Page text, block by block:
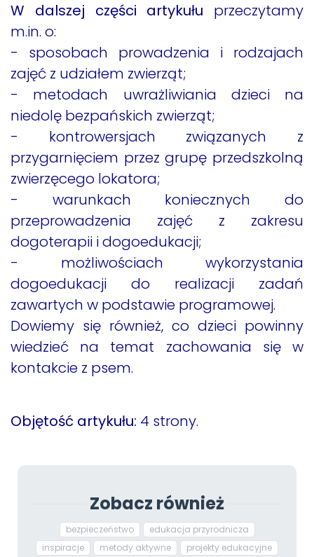
W dalszej części artykułu przeczytamy
m.in. o:
- sposobach prowadzenia i rodzajach
zajęć z udziałem zwierząt;
- metodach uwrażliwiania dzieci na
niedolę bezpańskich zwierząt;
- kontrowersjach związanych z
przygarnięciem przez grupę przedszkolną
zwierzęcego lokatora;
- warunkach koniecznych do
przeprowadzenia zajęć z zakresu
dogoterapii i dogoedukacji;
- możliwościach wykorzystania
dogoedukacji do realizacji zadań
zawartych w podstawie programowej.
Dowiemy się również, co dzieci powinny
wiedzieć na temat zachowania się w
kontakcie z psem.
Objętość artykułu: 4 strony.
Zobacz również
bezpieczeństwo
edukacja przyrodnicza
inspiracje
metody aktywne projekty edukacyjne